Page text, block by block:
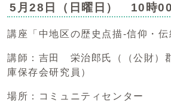
5月28日（日曜日） 10時
講座「中地区の歴史点描-信仰・伝
講師：吉田 栄治郎氏（（公財）
庫保存会研究員）
場所：コミュニティセンター